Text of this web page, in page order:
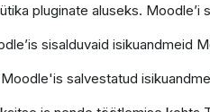
pluginate aluseks.
sisalduvaid isikuandmeid
salvestatud